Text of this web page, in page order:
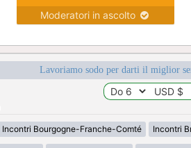
Moderatori in ascolto
Lavoriamo sodo per darti il miglior
Incontri Bourgogne-Franche-Comté Incontri